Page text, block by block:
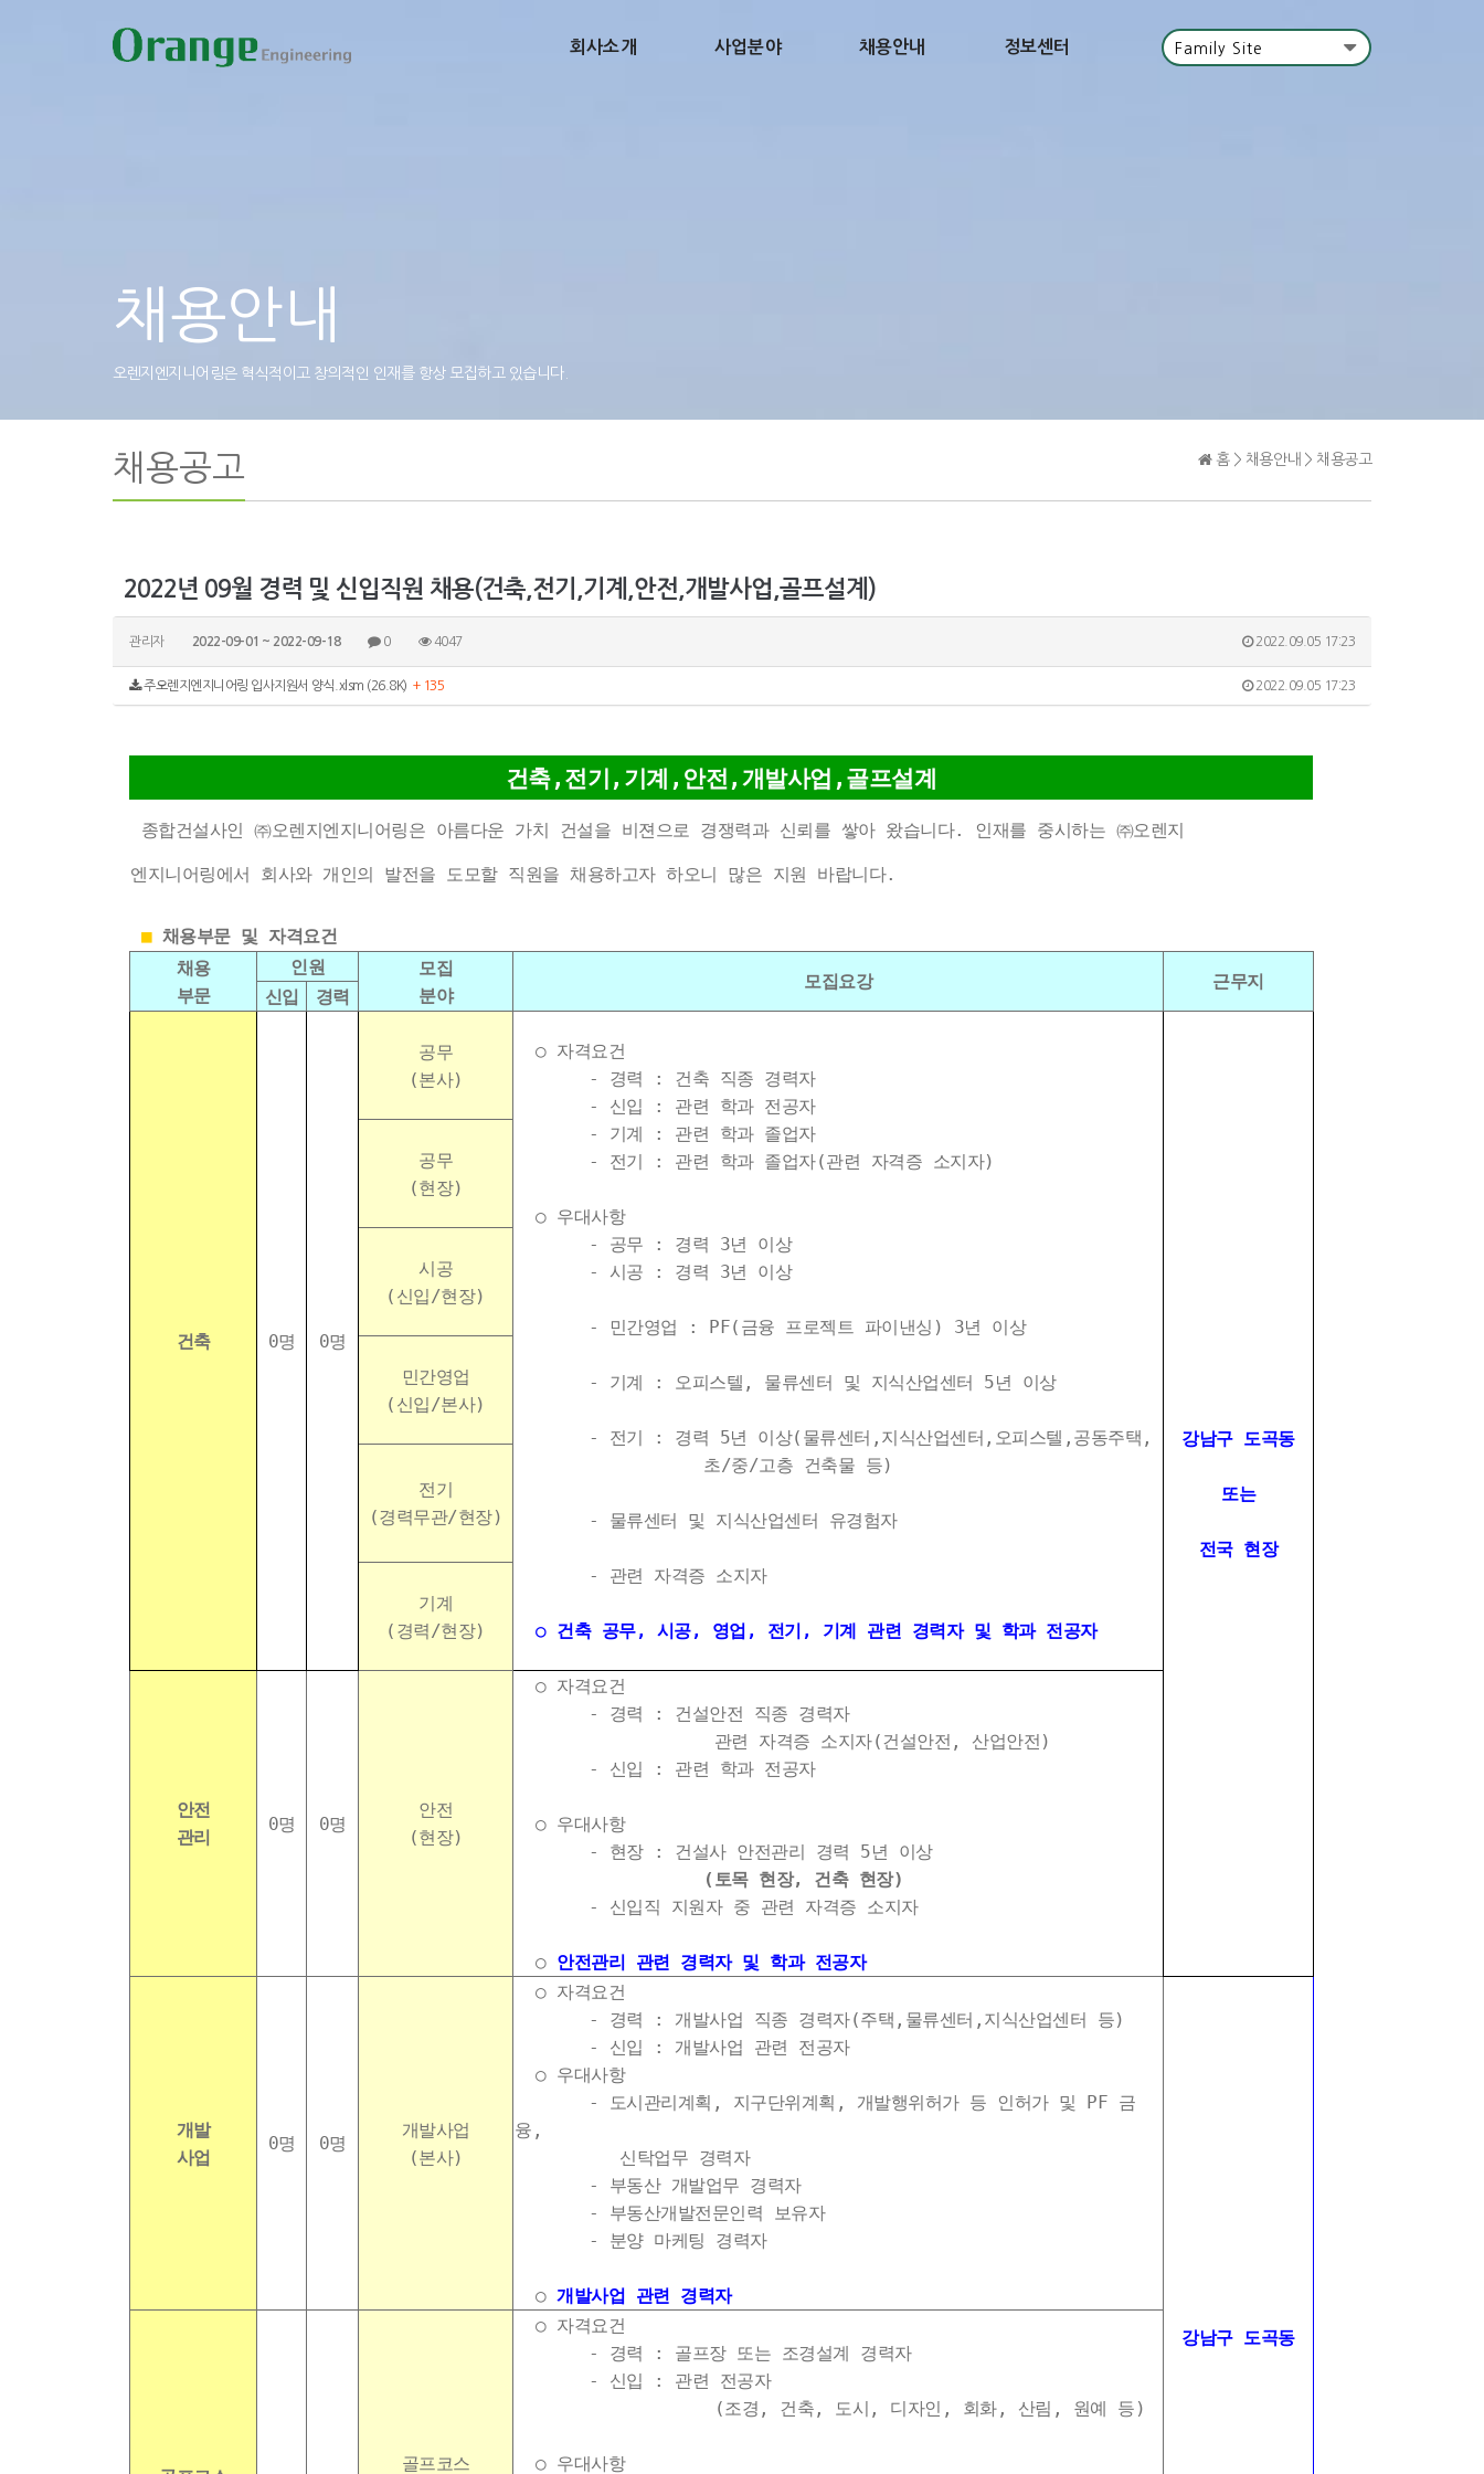
회사소개 사업분야 채용안내 정보센터 Family Site
채용안내
오렌지엔지니어링은 혁식적이고 창의적인 인재를 항상 모집하고 있습니다.
홈 > 채용안내 > 채용공고
채용공고
2022년 09월 경력 및 신입직원 채용(건축,전기,기계,안전,개발사업,골프설계)
관리자 2022-09-01 ~ 2022-09-18 0 4047 2022.09.05 17:23
2022.09.05 17:23
주오렌지엔지니어링 입사지원서 양식.xlsm (26.8K) + 135
건축,전기,기계,안전,개발사업,골프설계
종합건설사인 ㈜오렌지엔지니어링은 아름다운 가치 건설을 비젼으로 경쟁력과 신뢰를 쌓아 왔습니다. 인재를 중시하는 ㈜오렌지
엔지니어링에서 회사와 개인의 발전을 도모할 직원을 채용하고자 하오니 많은 지원 바랍니다.
■채용부문 및 자격요건
채용
부문
인원
모집
분야
모집요강 근무지
신입 경력
건축 0명 0명
공무
(본사)
○ 자격요건
- 경력 : 건축 직종 경력자
- 신입 : 관련 학과 전공자
- 기계 : 관련 학과 졸업자
- 전기 : 관련 학과 졸업자(관련 자격증 소지자)
○ 우대사항
- 공무 : 경력 3년 이상
- 시공 : 경력 3년 이상
- 민간영업 : PF(금융 프로젝트 파이낸싱) 3년 이상
- 기계 : 오피스텔, 물류센터 및 지식산업센터 5년 이상
- 전기 : 경력 5년 이상(물류센터,지식산업센터,오피스텔,공동주택,
초/중/고층 건축물 등)
- 물류센터 및 지식산업센터 유경험자
- 관련 자격증 소지자
○ 건축 공무, 시공, 영업, 전기, 기계 관련 경력자 및 학과 전공자
강남구 도곡동
또는
전국 현장
공무
(현장)
시공
(신입/현장)
민간영업
(신입/본사)
전기
(경력무관/현장)
기계
(경력/현장)
안전
관리
0명 0명
안전
(현장)
○ 자격요건
- 경력 : 건설안전 직종 경력자
관련 자격증 소지자(건설안전, 산업안전)
- 신입 : 관련 학과 전공자
○ 우대사항
- 현장 : 건설사 안전관리 경력 5년 이상
(토목 현장, 건축 현장)
- 신입직 지원자 중 관련 자격증 소지자
○ 안전관리 관련 경력자 및 학과 전공자
개발
사업
0명 0명
개발사업
(본사)
○ 자격요건
- 경력 : 개발사업 직종 경력자(주택,물류센터,지식산업센터 등)
- 신입 : 개발사업 관련 전공자
○ 우대사항
- 도시관리계획, 지구단위계획, 개발행위허가 등 인허가 및 PF 금
융,
신탁업무 경력자
- 부동산 개발업무 경력자
- 부동산개발전문인력 보유자
- 분양 마케팅 경력자
○ 개발사업 관련 경력자
강남구 도곡동
골프코스
○ 자격요건
- 경력 : 골프장 또는 조경설계 경력자
- 신입 : 관련 전공자
(조경, 건축, 도시, 디자인, 회화, 산림, 원예 등)
○ 우대사항